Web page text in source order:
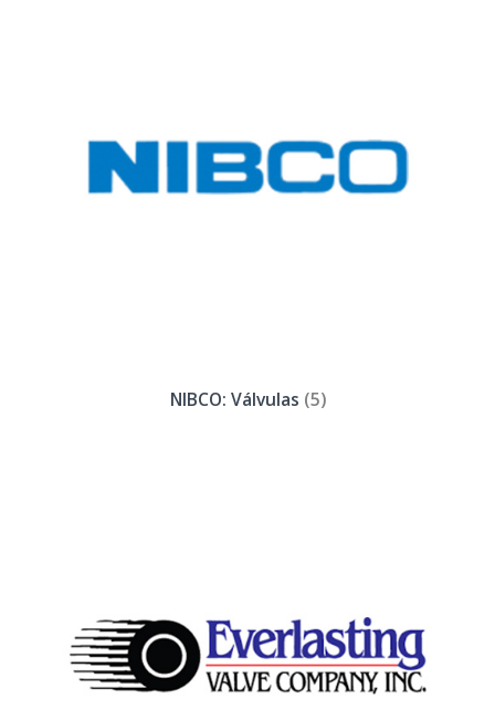
NIBCO: Válvulas (5)